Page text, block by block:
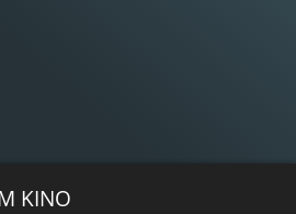
KINO